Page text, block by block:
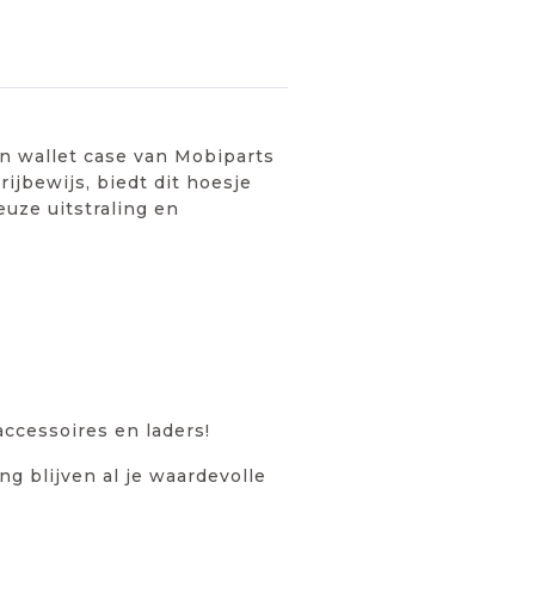
wallet case van Mobiparts
biedt dit hoesje
uitstraling en
en laders!
blijven al je waardevolle